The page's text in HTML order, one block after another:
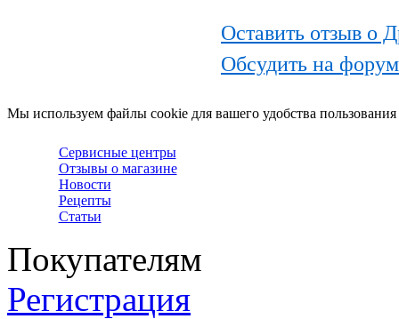
Оставить отзыв о
Обсудить на
Мы используем файлы cookie для вашего удобства
Сервисные центры
Отзывы о магазине
Новости
Рецепты
Статьи
Покупателям
Регистрация